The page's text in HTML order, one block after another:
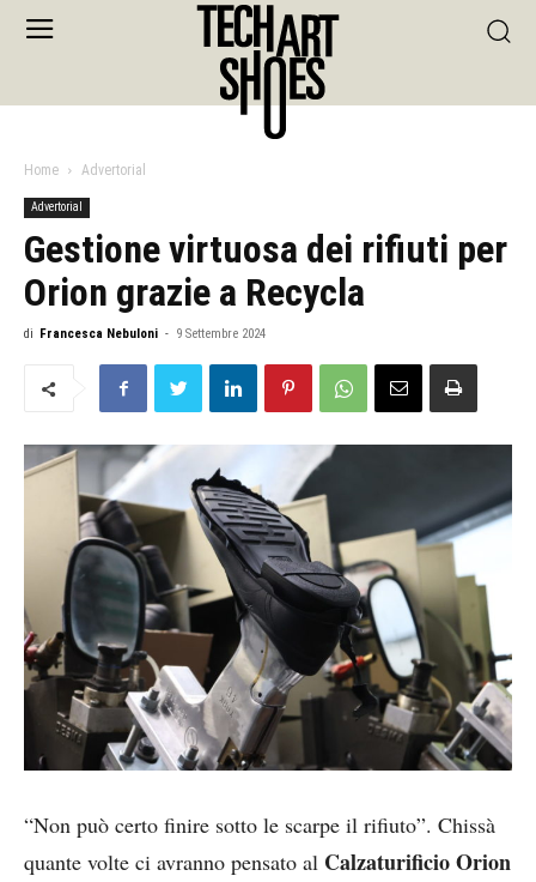
Home Advertorial
Advertorial
Gestione virtuosa dei rifiuti per
Orion grazie a Recycla
di Francesca Nebuloni - 9 Settembre 2024
“Non può certo finire sotto le scarpe il rifiuto”. Chissà
quante volte ci avranno pensato al Calzaturificio Orion